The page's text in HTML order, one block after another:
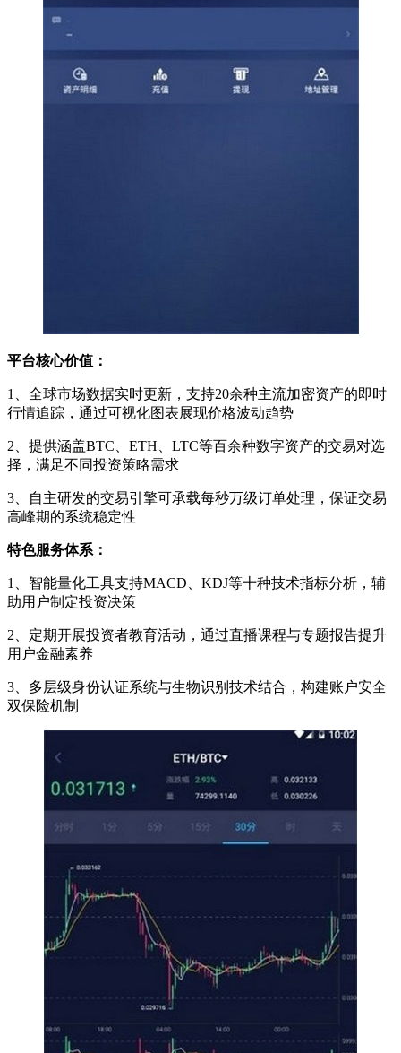
平台核心价值：
1、全球市场数据实时更新，支持20余种主流加密资产的即时
行情追踪，通过可视化图表展现价格波动趋势
2、提供涵盖BTC、ETH、LTC等百余种数字资产的交易对选
择，满足不同投资策略需求
3、自主研发的交易引擎可承载每秒万级订单处理，保证交易
高峰期的系统稳定性
特色服务体系：
1、智能量化工具支持MACD、KDJ等十种技术指标分析，辅
助用户制定投资决策
2、定期开展投资者教育活动，通过直播课程与专题报告提升
用户金融素养
3、多层级身份认证系统与生物识别技术结合，构建账户安全
双保险机制